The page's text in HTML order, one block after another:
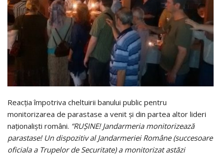
Reacţia împotriva cheltuirii banului public pentru
monitorizarea de parastase a venit şi din partea altor lideri
naţionalişti români. “RUŞINE! Jandarmeria monitorizează
parastase! Un dispozitiv al Jandarmeriei Române (succesoare
oficiala a Trupelor de Securitate) a monitorizat astăzi